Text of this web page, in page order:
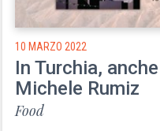
10 MARZO 2022
In Turchia,
Michele Rumiz
Food